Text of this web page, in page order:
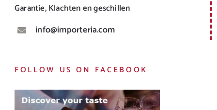
Garantie, Klachten en geschillen
info@importeria.com
FOLLOW US ON FACEBOOK